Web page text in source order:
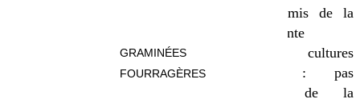
GRAMINÉES
FOURRAGÈRES
avant le semis de la
culture suivante
Pour les cultures
d’automne : pas
d’altération de la